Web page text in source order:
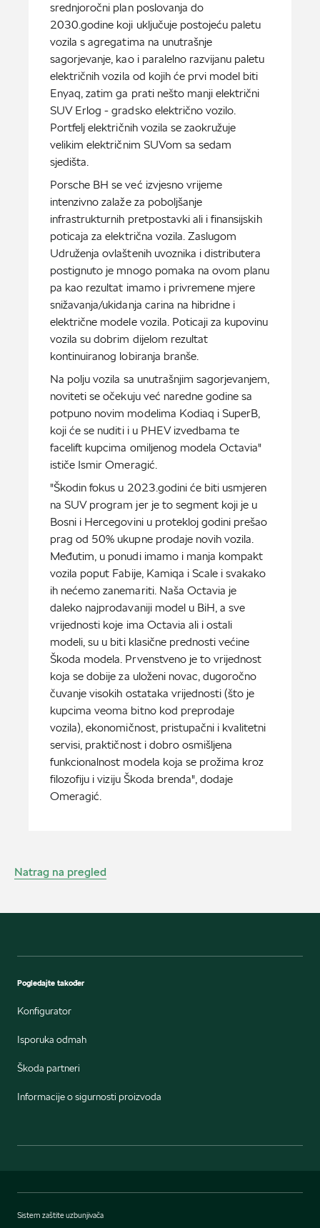
srednjoročni plan poslovanja do
2030.godine koji uključuje postojeću paletu
vozila s agregatima na unutrašnje
sagorjevanje, kao i paralelno razvijanu paletu
električnih vozila od kojih će prvi model biti
Enyaq, zatim ga prati nešto manji električni
SUV Erlog - gradsko električno vozilo.
Portfelj električnih vozila se zaokružuje
velikim električnim SUVom sa sedam
sjedišta.
Porsche BH se već izvjesno vrijeme
intenzivno zalaže za poboljšanje
infrastrukturnih pretpostavki ali i finansijskih
poticaja za električna vozila. Zaslugom
Udruženja ovlaštenih uvoznika i distributera
postignuto je mnogo pomaka na ovom planu
pa kao rezultat imamo i privremene mjere
snižavanja/ukidanja carina na hibridne i
električne modele vozila. Poticaji za kupovinu
vozila su dobrim dijelom rezultat
kontinuiranog lobiranja branše.
Na polju vozila sa unutrašnjim sagorjevanjem,
noviteti se očekuju već naredne godine sa
potpuno novim modelima Kodiaq i SuperB,
koji će se nuditi i u PHEV izvedbama te
facelift kupcima omiljenog modela Octavia"
ističe Ismir Omeragić.
"Škodin fokus u 2023.godini će biti usmjeren
na SUV program jer je to segment koji je u
Bosni i Hercegovini u protekloj godini prešao
prag od 50% ukupne prodaje novih vozila.
Međutim, u ponudi imamo i manja kompakt
vozila poput Fabije, Kamiqa i Scale i svakako
ih nećemo zanemariti. Naša Octavia je
daleko najprodavaniji model u BiH, a sve
vrijednosti koje ima Octavia ali i ostali
modeli, su u biti klasične prednosti većine
Škoda modela. Prvenstveno je to vrijednost
koja se dobije za uloženi novac, dugoročno
čuvanje visokih ostataka vrijednosti (što je
kupcima veoma bitno kod preprodaje
vozila), ekonomičnost, pristupačni i kvalitetni
servisi, praktičnost i dobro osmišljena
funkcionalnost modela koja se prožima kroz
filozofiju i viziju Škoda brenda", dodaje
Omeragić.
Natrag na pregled
Pogledajte također
Konfigurator
Isporuka odmah
Škoda partneri
Informacije o sigurnosti proizvoda
Sistem zaštite uzbunjivača